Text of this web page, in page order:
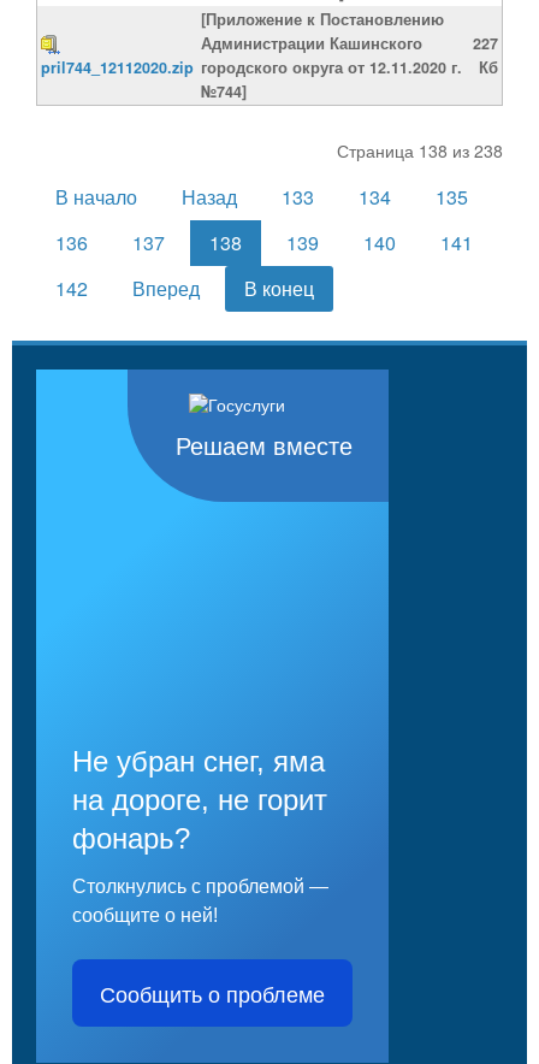
pril744_12112020.zip
[Приложение к Постановлению
Администрации Кашинского
городского округа от 12.11.2020 г.
№744]
227
Кб
Страница 138 из 238
В начало Назад 133 134
135
136
137 138 139 140
141
142
Вперед В конец
Решаем вместе
Не убран снег, яма
на дороге, не горит
фонарь?
Столкнулись с проблемой —
сообщите о ней!
Сообщить о проблеме